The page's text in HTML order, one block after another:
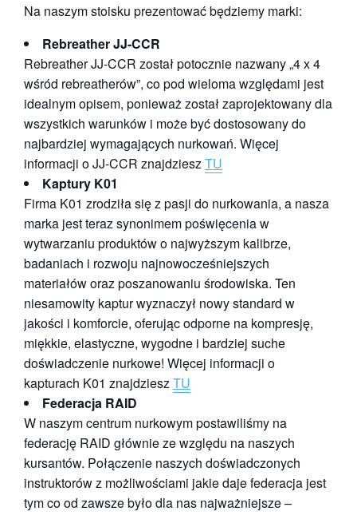
Na naszym stoisku prezentować będziemy marki:
Rebreather JJ-CCR
Rebreather JJ-CCR został potocznie nazwany „4 x 4
wśród rebreatherów”, co pod wieloma względami jest
idealnym opisem, ponieważ został zaprojektowany dla
wszystkich warunków i może być dostosowany do
najbardziej wymagających nurkowań. Więcej
informacji o JJ-CCR znajdzieszTU
Kaptury K01
Firma K01 zrodziła się z pasji do nurkowania, a nasza
marka jest teraz synonimem poświęcenia w
wytwarzaniu produktów o najwyższym kalibrze,
badaniach i rozwoju najnowocześniejszych
materiałów oraz poszanowaniu środowiska. Ten
niesamowity kaptur wyznaczył nowy standard w
jakości i komforcie, oferując odporne na kompresję,
miękkie, elastyczne, wygodne i bardziej suche
doświadczenie nurkowe! Więcej informacji o
kapturach K01 znajdzieszTU
Federacja RAID
W naszym centrum nurkowym postawiliśmy na
federację RAID głównie ze względu na naszych
kursantów. Połączenie naszych doświadczonych
instruktorów z możliwościami jakie daje federacja jest
tym co od zawsze było dla nas najważniejsze –